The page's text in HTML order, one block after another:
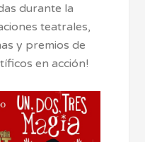
durante la
teatrales,
y premios de
en acción!